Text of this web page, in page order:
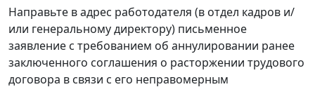
Направьте в адрес работодателя (в отдел кадров и/
или генеральному директору) письменное
заявление с требованием об аннулировании ранее
заключенного соглашения о расторжении трудового
договора в связи с его неправомерным